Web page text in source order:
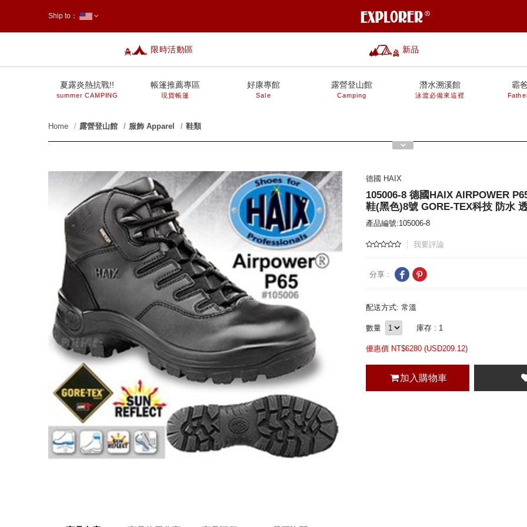
限時活動區 新品
Ship to：
夏露炎熱抗戰!!
summer CAMPING
帳篷推薦專區
現貨帳篷
好康專館
Sale
露營登山館
Camping
潛水溯溪館
泳渡必備來這裡
霸
Home 露營登山館 服飾 Apparel 鞋類
prev
德國 HAIX
105006-8 德國HAIX AIRPOWER
鞋(黑色)8號 GORE-TEX科技 防水
產品編號:105006-8
我要評論
分享 :
配送方式: 常溫
數量 庫存 : 1
優惠價 NT$6280 (USD209.12)
加入購物車